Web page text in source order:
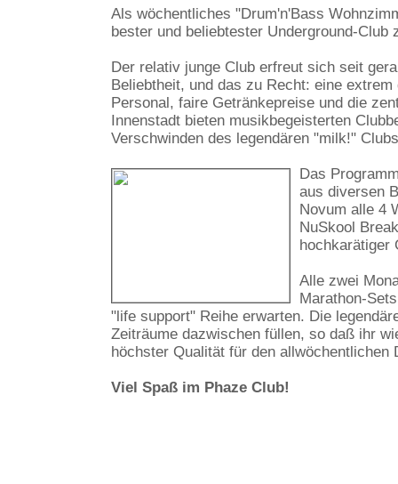
Als wöchentliches "Drum'n'Bass
bester und beliebtester Underground-Club
Der relativ junge Club erfreut sich seit
Beliebtheit, und das zu Recht: eine
Personal, faire Getränkepreise und die
Innenstadt bieten musikbegeisterten
Verschwinden des legendären "milk!"
Das
aus diversen
Novum alle 4
NuSkool
hochkarätiger
Alle zwei
Marathon-
"life support" Reihe erwarten. Die
Zeiträume dazwischen füllen, so daß ihr
höchster Qualität für den allwöchentlichen
Viel Spaß im Phaze Club!